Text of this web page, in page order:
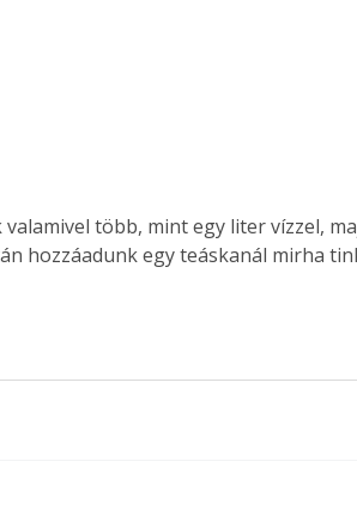
több, mint egy liter vízzel,
hozzáadunk egy teáskanál mirha